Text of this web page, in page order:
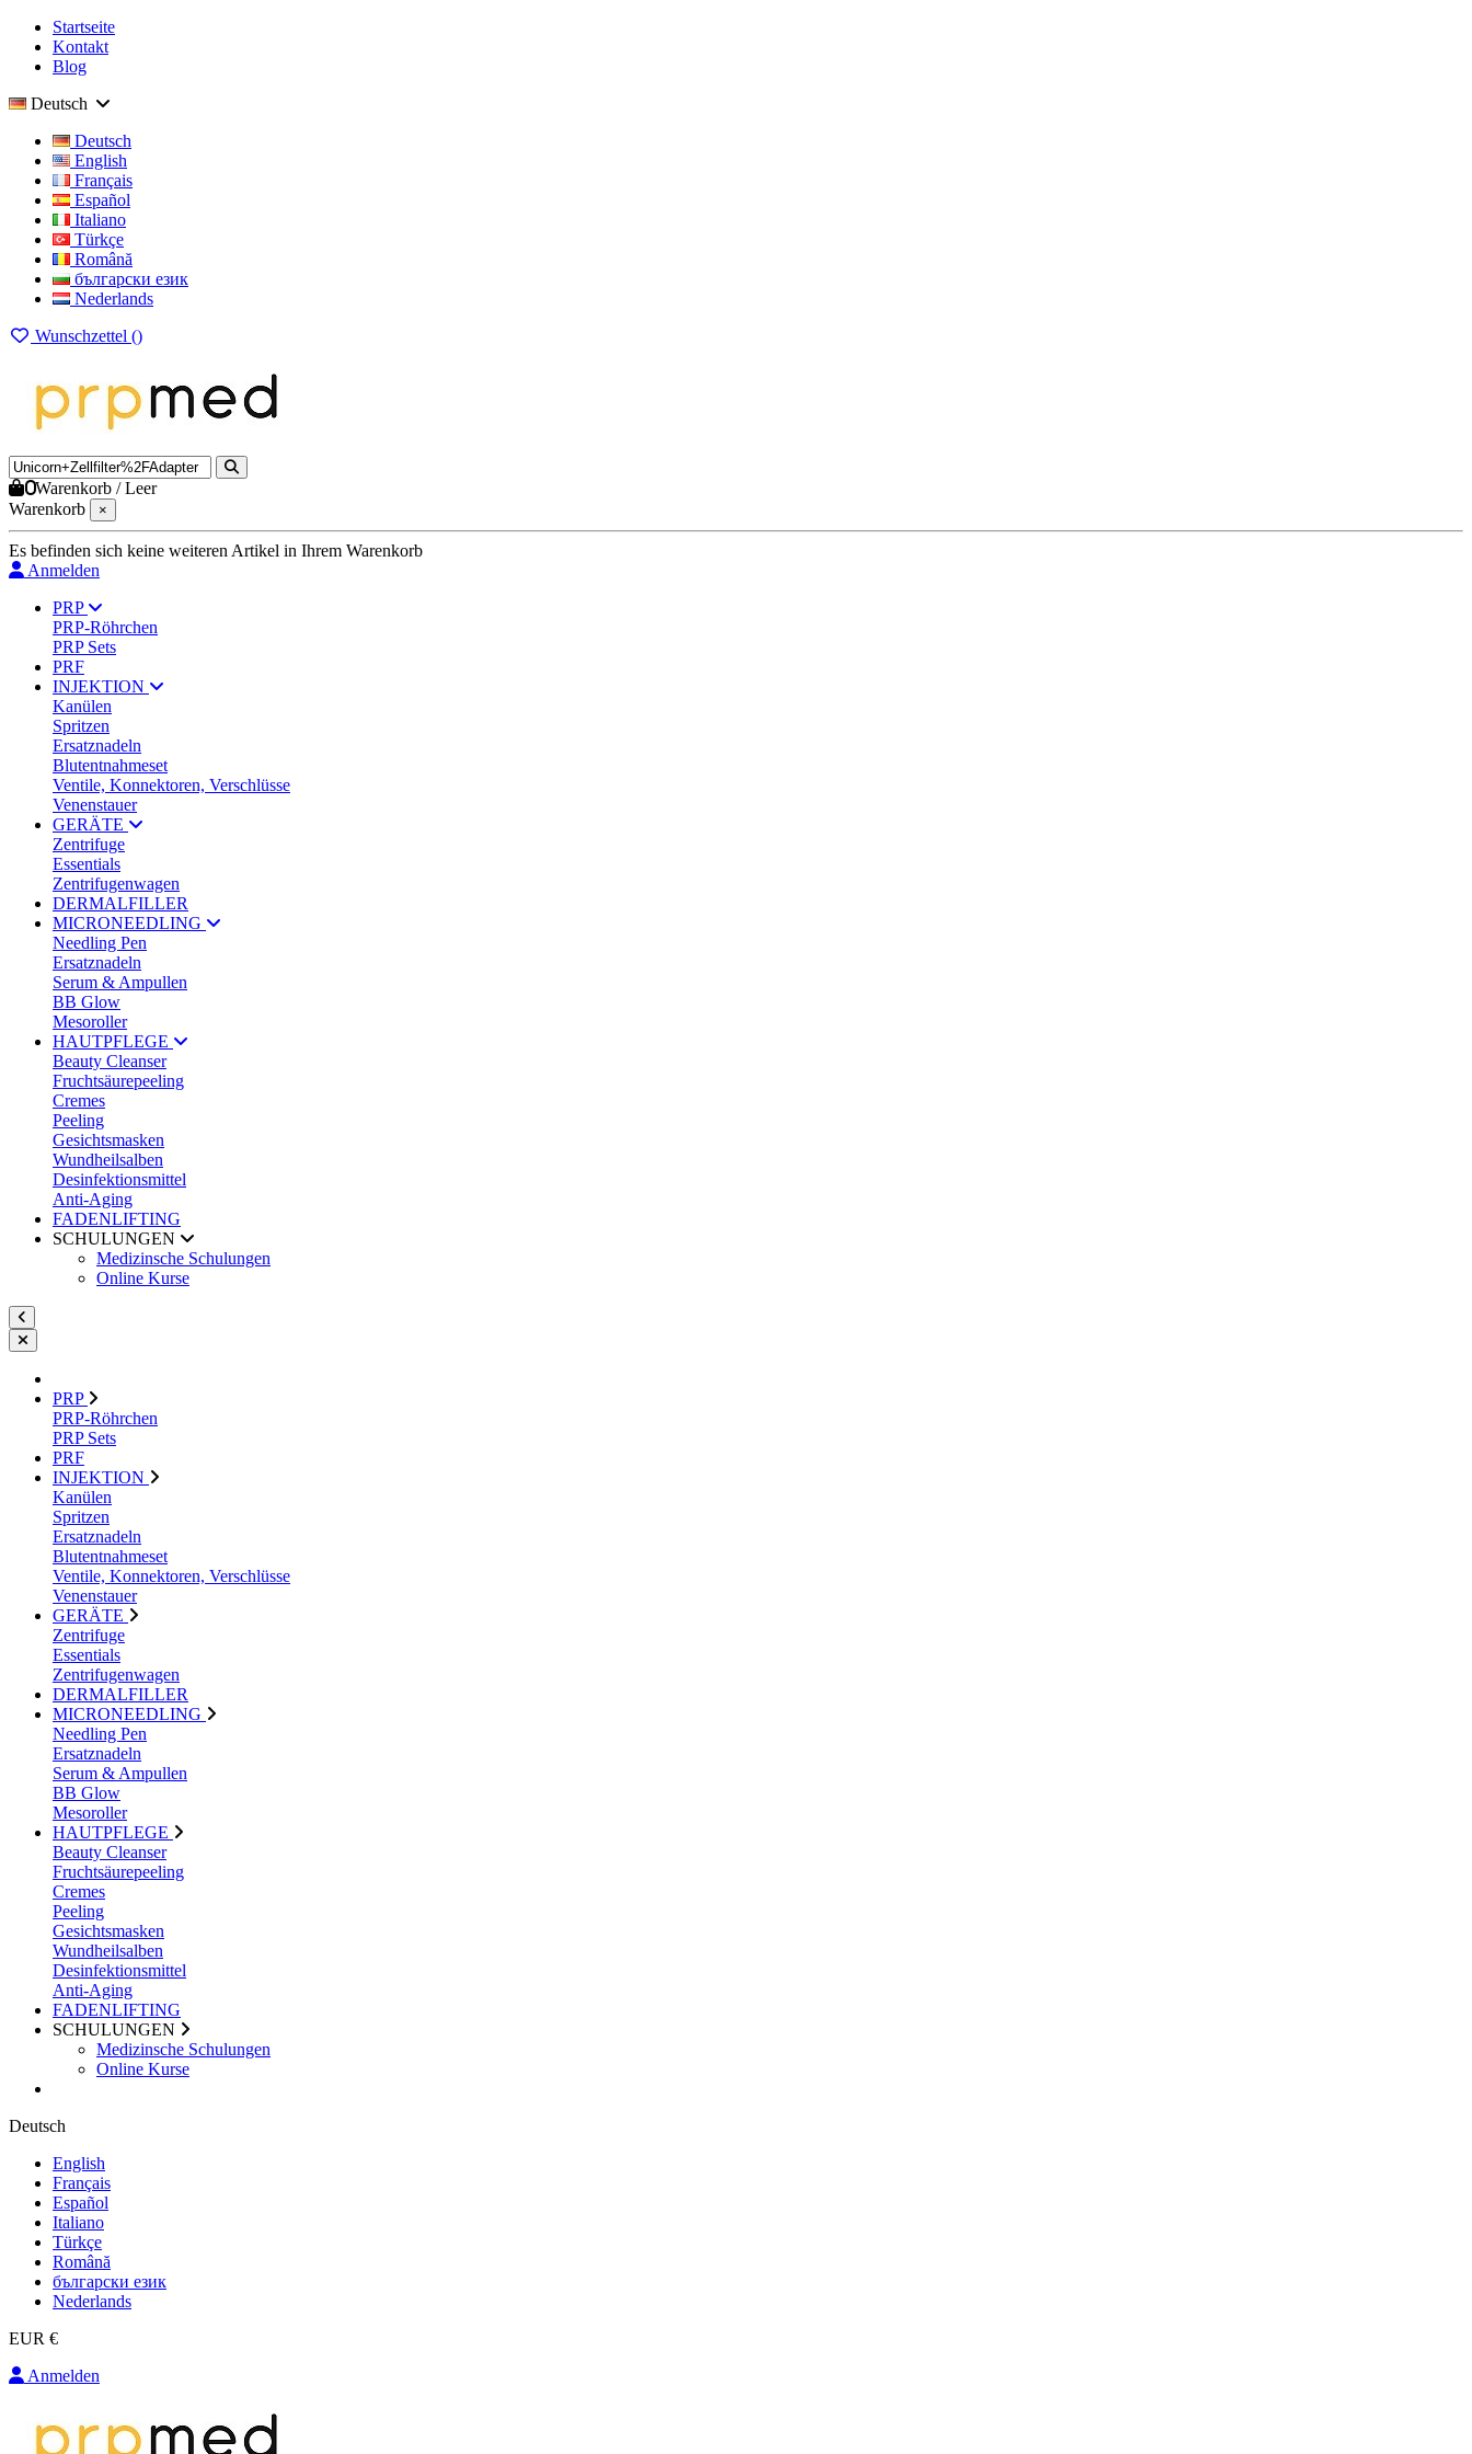
Startseite
Kontakt
Blog
Deutsch
Deutsch
English
Français
Español
Italiano
Türkçe
Română
български език
Nederlands
Wunschzettel ()
0Warenkorb /Leer
Warenkorb
×
Es befinden sich keine weiteren Artikel in Ihrem Warenkorb
Anmelden
PRP
PRP-Röhrchen
PRP Sets
PRF
INJEKTION
Kanülen
Spritzen
Ersatznadeln
Blutentnahmeset
Ventile, Konnektoren, Verschlüsse
Venenstauer
GERÄTE
Zentrifuge
Essentials
Zentrifugenwagen
DERMALFILLER
MICRONEEDLING
Needling Pen
Ersatznadeln
Serum & Ampullen
BB Glow
Mesoroller
HAUTPFLEGE
Beauty Cleanser
Fruchtsäurepeeling
Cremes
Peeling
Gesichtsmasken
Wundheilsalben
Desinfektionsmittel
Anti-Aging
FADENLIFTING
SCHULUNGEN
Medizinsche Schulungen
Online Kurse
PRP
PRP-Röhrchen
PRP Sets
PRF
INJEKTION
Kanülen
Spritzen
Ersatznadeln
Blutentnahmeset
Ventile, Konnektoren, Verschlüsse
Venenstauer
GERÄTE
Zentrifuge
Essentials
Zentrifugenwagen
DERMALFILLER
MICRONEEDLING
Needling Pen
Ersatznadeln
Serum & Ampullen
BB Glow
Mesoroller
HAUTPFLEGE
Beauty Cleanser
Fruchtsäurepeeling
Cremes
Peeling
Gesichtsmasken
Wundheilsalben
Desinfektionsmittel
Anti-Aging
FADENLIFTING
SCHULUNGEN
Medizinsche Schulungen
Online Kurse
Deutsch
English
Français
Español
Italiano
Türkçe
Română
български език
Nederlands
EUR €
Anmelden